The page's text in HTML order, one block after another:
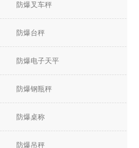
防爆叉车秤
防爆台秤
防爆电子天平
防爆钢瓶秤
防爆桌称
防爆吊秤